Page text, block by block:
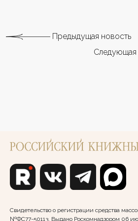
Предыдущая новость
Следующая
Свидетельство о регистрации средства
№ФС77-50113. Выдано Роскомнадзором 06